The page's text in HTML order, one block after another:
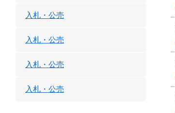
入札・公売
入札・公売
入札・公売
入札・公売